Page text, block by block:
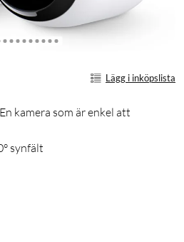
Lägg i inköpslista
kamera som är enkel att
synfält